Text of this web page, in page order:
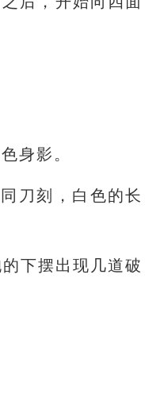
身影。
刀刻，白色的长
下摆出现几道破